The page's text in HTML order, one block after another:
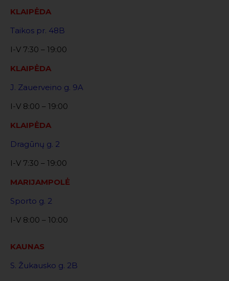
KLAIPĖDA
Taikos pr. 48B
I-V 7:30 – 19:00
KLAIPĖDA
J. Zauerveino g. 9A
I-V 8:00 – 19:00
KLAIPĖDA
Dragūnų g. 2
I-V 7:30 – 19:00
MARIJAMPOLĖ
Sporto g. 2
I-V 8:00 – 10:00
KAUNAS
S. Žukausko g. 2B